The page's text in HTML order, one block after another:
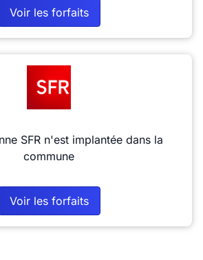
Voir les forfaits
SFR n'est implantée dans la
commune
Voir les forfaits